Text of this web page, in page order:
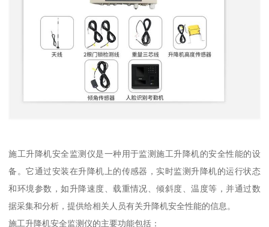
施工升降机安全监测仪是一种用于监测施工升降机的安全性能的设
备。它通过安装在升降机上的传感器，实时监测升降机的运行状态
和环境参数，如升降速度、载重情况、倾斜度、温度等，并通过数
据采集和分析，提供给相关人员有关升降机安全性能的信息。
施工升降机安全监测仪的主要功能包括：